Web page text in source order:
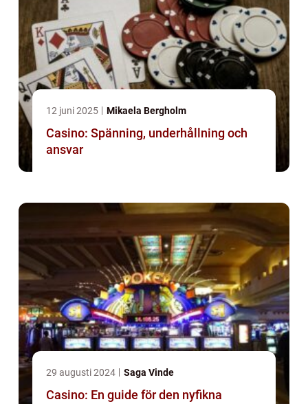
12 juni 2025 Mikaela Bergholm
Casino: Spänning, underhållning och
ansvar
29 augusti 2024 Saga Vinde
Casino: En guide för den nyfikna